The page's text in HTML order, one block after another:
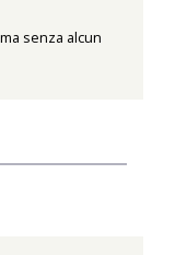
senza alcun